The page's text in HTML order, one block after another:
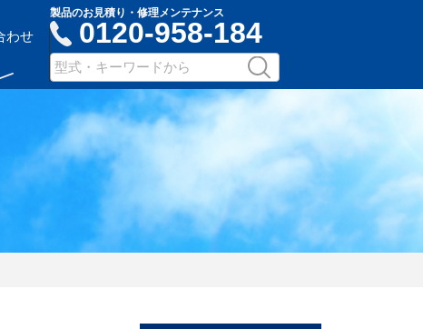
わせ
製品のお見積り・修理メンテナンス
0120-958-184
サ
イ
内
検
検
索